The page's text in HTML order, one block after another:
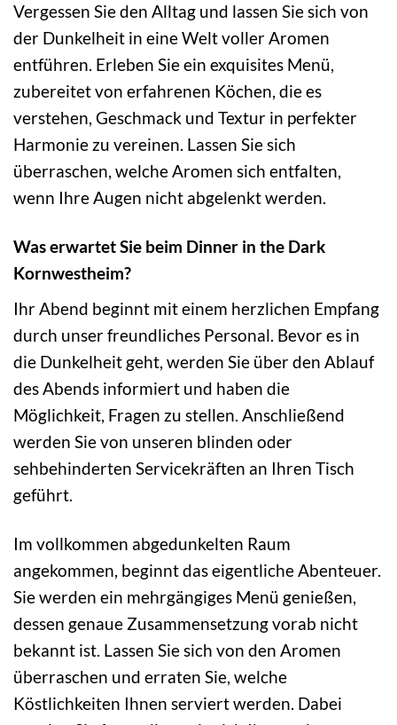
Vergessen Sie den Alltag und lassen Sie sich von
der Dunkelheit in eine Welt voller Aromen
entführen. Erleben Sie ein exquisites Menü,
zubereitet von erfahrenen Köchen, die es
verstehen, Geschmack und Textur in perfekter
Harmonie zu vereinen. Lassen Sie sich
überraschen, welche Aromen sich entfalten,
wenn Ihre Augen nicht abgelenkt werden.
Was erwartet Sie beim Dinner in the Dark
Kornwestheim?
Ihr Abend beginnt mit einem herzlichen Empfang
durch unser freundliches Personal. Bevor es in
die Dunkelheit geht, werden Sie über den Ablauf
des Abends informiert und haben die
Möglichkeit, Fragen zu stellen. Anschließend
werden Sie von unseren blinden oder
sehbehinderten Servicekräften an Ihren Tisch
geführt.
Im vollkommen abgedunkelten Raum
angekommen, beginnt das eigentliche Abenteuer.
Sie werden ein mehrgängiges Menü genießen,
dessen genaue Zusammensetzung vorab nicht
bekannt ist. Lassen Sie sich von den Aromen
überraschen und erraten Sie, welche
Köstlichkeiten Ihnen serviert werden. Dabei